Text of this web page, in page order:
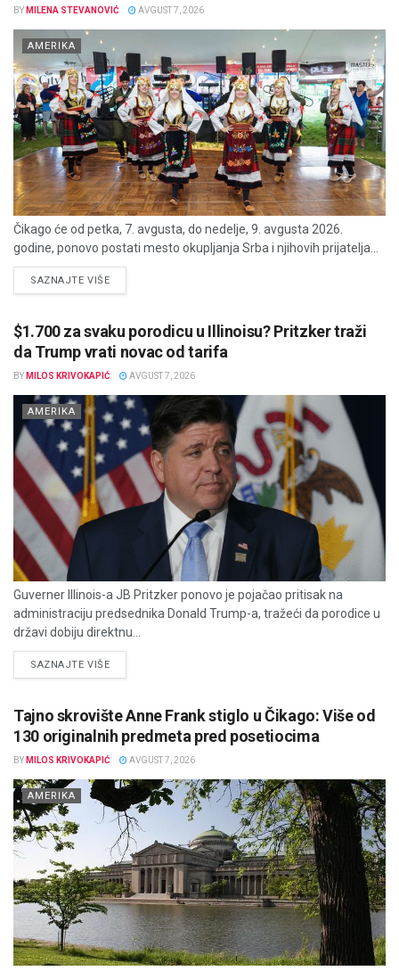
BY MILENA STEVANOVIĆ AVGUST 7, 2026
AMERIKA
Čikago će od petka, 7. avgusta, do nedelje, 9. avgusta 2026.
godine, ponovo postati mesto okupljanja Srba i njihovih prijatelja...
SAZNAJTE VIŠEDETAILS
$1.700 za svaku porodicu u Illinoisu? Pritzker traži
da Trump vrati novac od tarifa
BY MILOS KRIVOKAPIĆ AVGUST 7, 2026
AMERIKA
Guverner Illinois-a JB Pritzker ponovo je pojačao pritisak na
administraciju predsednika Donald Trump-a, tražeći da porodice u
državi dobiju direktnu...
SAZNAJTE VIŠEDETAILS
Tajno skrovište Anne Frank stiglo u Čikago: Više od
130 originalnih predmeta pred posetiocima
BY MILOS KRIVOKAPIĆ AVGUST 7, 2026
AMERIKA